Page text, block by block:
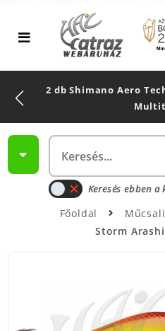
2 db Shimano Aero
Keresés ebben
Főoldal
Storm Arashi